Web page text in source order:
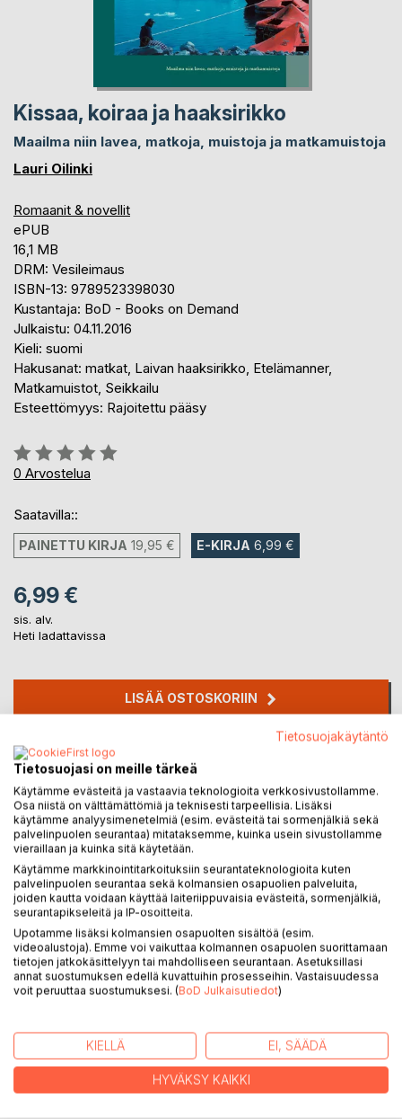
Kissaa, koiraa ja haaksirikko
Maailma niin lavea, matkoja, muistoja ja matkamuistoja
Lauri Oilinki
Romaanit & novellit
ePUB
16,1 MB
DRM: Vesileimaus
ISBN-13: 9789523398030
Kustantaja: BoD - Books on Demand
Julkaistu: 04.11.2016
Kieli: suomi
Hakusanat: matkat, Laivan haaksirikko, Etelämanner,
Matkamuistot, Seikkailu
Esteettömyys: Rajoitettu pääsy
Arvostelu::
0%
0 Arvostelua
Saatavilla::
PAINETTU KIRJA 19,95 € E-KIRJA 6,99 €
6,99 €
sis. alv.
Heti ladattavissa
LISÄÄ OSTOSKORIIN
Lisää muistilistalle
Arvostele tuote
KUVAUS
Muistoja, matkoja, matkamuistoja. Mikähän on
sykähdyttävin. Koiraa Vietnamissa, kissaa Pekingissä,
valaanlihaa Grönlannissa. Etelämantereella kierros ja
yllätysvierailu iranilaiseen kotiin, jolloin perheen äidillä oli
kiire pukeutua kaiken peittävään kaapuun, vai vierailu
Mongolian ylätasangolla, jossa teevettä keitettiin
hevosenlantaa polttamalla. Miksi Huippuvuorilla ei saa
Tietosuojakäytäntö
Tietosuojasi on meille tärkeä
Käytämme evästeitä ja vastaavia teknologioita verkkosivustollamme.
Osa niistä on välttämättömiä ja teknisesti tarpeellisia. Lisäksi
käytämme analyysimenetelmiä (esim. evästeitä tai sormenjälkiä sekä
palvelinpuolen seurantaa) mitataksemme, kuinka usein sivustollamme
vieraillaan ja kuinka sitä käytetään.
Käytämme markkinointitarkoituksiin seurantateknologioita kuten
palvelinpuolen seurantaa sekä kolmansien osapuolien palveluita,
joiden kautta voidaan käyttää laiteriippuvaisia evästeitä, sormenjälkiä,
seurantapikseleitä ja IP-osoitteita.
Upotamme lisäksi kolmansien osapuolten sisältöä (esim.
videoalustoja). Emme voi vaikuttaa kolmannen osapuolen suorittamaan
tietojen jatkokäsittelyyn tai mahdolliseen seurantaan. Asetuksillasi
annat suostumuksen edellä kuvattuihin prosesseihin. Vastaisuudessa
voit peruuttaa suostumuksesi. (BoD Julkaisutiedot)
KIELLÄ EI, SÄÄDÄ
HYVÄKSY KAIKKI